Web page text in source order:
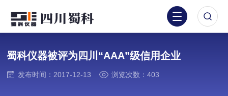
蜀科仪器被评为四川“AAA”级信用企业
发布时间：2017-12-13 浏览次数：403